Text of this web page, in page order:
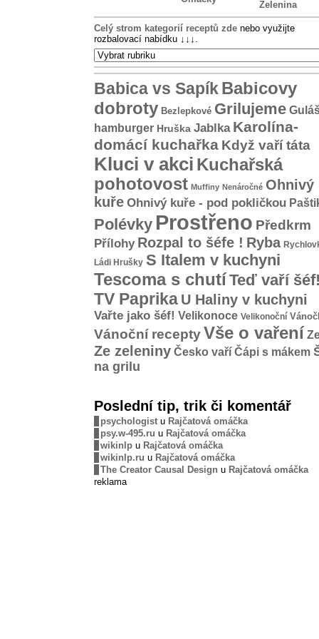
Zelenina
Celý strom kategorií receptů zde nebo využijte
rozbalovací nabídku ↓↓↓
Babica vs Sapík Babicovy
dobroty Bezlepkové Grilujeme
hamburger Hruška Jablka Karolína-
domácí kuchařka Když vaří táta
Kluci v akci Kuchařská
pohotovost Muffiny Nenáročné Ohnivý
kuře Ohnivý kuře - pod pokličkou
Polévky Prostřeno Předkrm
Přílohy Rozpal to šéfe ! Ryba
Ládi Hrušky S Italem v kuchyni
Tescoma s chutíTeď vaří šéf!
TV Paprika U Haliny v kuchyni
Vařte jako šéf! Velikonoce Velikonoční
Vánoční receptyVše o vaření
Ze zeleniny Česko vaří Čápi s mákem
na grilu
Poslední tip, trik či komentář
psychologist u Rajčatová omáčka
psy.w-495.ru u Rajčatová omáčka
wikinlp u Rajčatová omáčka
wikinlp.ru u Rajčatová omáčka
The Creator Causal Design u Rajčatová omáčka
reklama